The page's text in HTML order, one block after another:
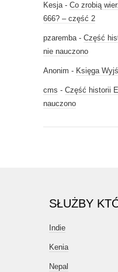
Kesja- Co zrobią
666? – część 2
pzaremba- Część
nie nauczono
Anonim - Księga
cms - Część historii
nauczono
SŁUŻBY
Indie
Kenia
Nepal